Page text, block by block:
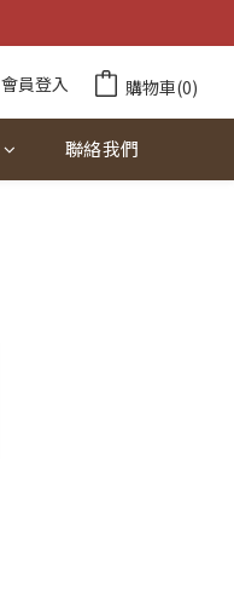
會員登入 購物車(0)
聯絡我們